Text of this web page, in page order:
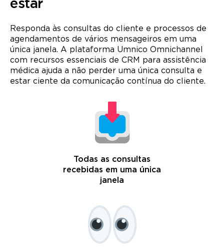
Todas as consultas
recebidas em uma única
janela
estar
Responda às consultas do cliente e processos de
agendamentos de vários mensageiros em uma
única janela. A plataforma Umnico Omnichannel
com recursos essenciais de CRM para assistência
médica ajuda a não perder uma única consulta e
estar ciente da comunicação contínua do cliente.